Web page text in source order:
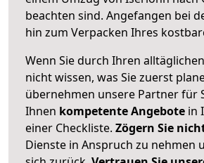
beachten sind. Angefangen bei
hin zum Verpacken Ihres
Wenn Sie durch Ihren
nicht wissen, was Sie zuerst
übernehmen unsere Partner für
Ihnen kompetente Angebote in
einer Checkliste. Zögern Sie
Dienste in Anspruch zu nehmen